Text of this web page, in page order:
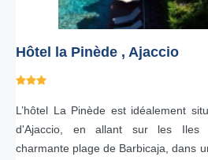
Hôtel la Pinède , Ajaccio
L’hôtel La Pinède est idéalement
d'Ajaccio, en allant sur les Iles
charmante plage de Barbicaja, dans